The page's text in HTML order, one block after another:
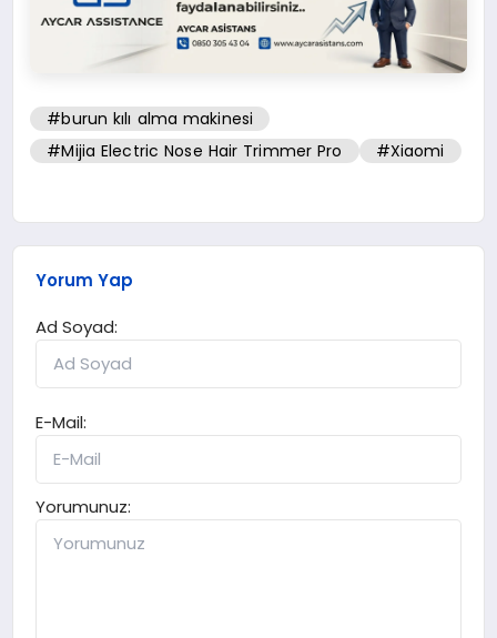
#burun kılı alma makinesi
#Mijia Electric Nose Hair Trimmer Pro
#Xiaomi
Yorum Yap
Ad Soyad:
E-Mail:
Yorumunuz: